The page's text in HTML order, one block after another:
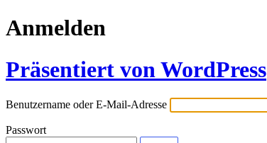
Anmelden
Präsentiert von WordPress
Benutzername oder E-Mail-Adresse
Passwort